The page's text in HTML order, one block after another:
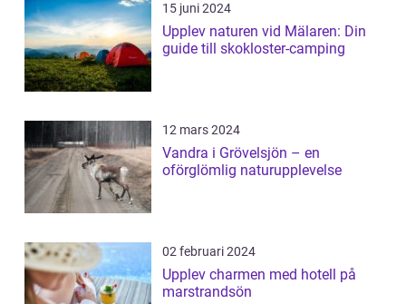
15 juni 2024
Upplev naturen vid Mälaren: Din
guide till skokloster-camping
12 mars 2024
Vandra i Grövelsjön – en
oförglömlig naturupplevelse
02 februari 2024
Upplev charmen med hotell på
marstrandsön